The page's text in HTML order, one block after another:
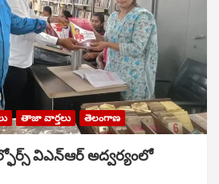
తాజా వార్తలు తెలంగాణ
విఎన్ఆర్ అద్వర్యంలో